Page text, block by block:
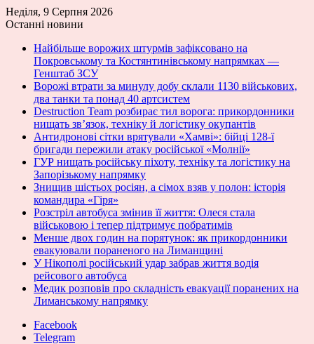
Неділя, 9 Серпня 2026
Останні новини
Найбільше ворожих штурмів зафіксовано на
Покровському та Костянтинівському напрямках —
Генштаб ЗСУ
Ворожі втрати за минулу добу склали 1130 військових,
два танки та понад 40 артсистем
Destruction Team розбирає тил ворога: прикордонники
нищать зв’язок, техніку й логістику окупантів
Антидронові сітки врятували «Хамві»: бійці 128-ї
бригади пережили атаку російської «Молнії»
ГУР нищать російську піхоту, техніку та логістику на
Запорізькому напрямку
Знищив шістьох росіян, а сімох взяв у полон: історія
командира «Гіря»
Розстріл автобуса змінив її життя: Олеся стала
військовою і тепер підтримує побратимів
Менше двох годин на порятунок: як прикордонники
евакуювали пораненого на Лиманщині
У Нікополі російський удар забрав життя водія
рейсового автобуса
Медик розповів про складність евакуації поранених на
Лиманському напрямку
Facebook
Telegram